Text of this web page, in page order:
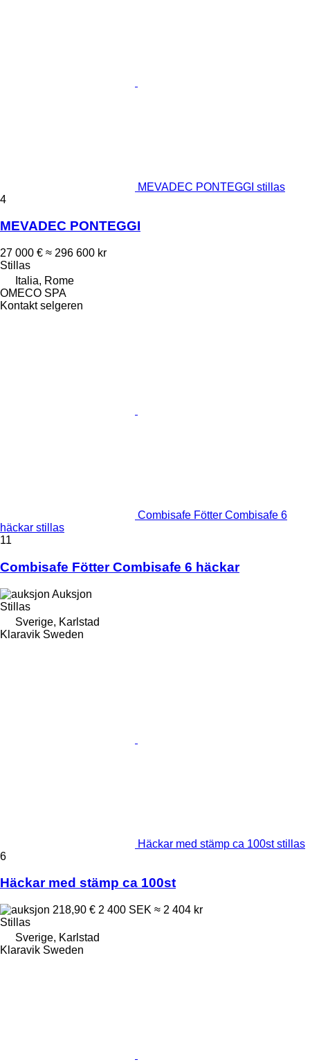
MEVADEC PONTEGGI stillas
4
MEVADEC PONTEGGI
27 000 € ≈ 296 600 kr
Stillas
Italia, Rome
OMECO SPA
Kontakt selgeren
Combisafe Fötter Combisafe 6
häckar stillas
11
Combisafe Fötter Combisafe 6 häckar
Auksjon
Stillas
Sverige, Karlstad
Klaravik Sweden
Häckar med stämp ca 100st stillas
6
Häckar med stämp ca 100st
218,90 € 2 400 SEK ≈ 2 404 kr
Stillas
Sverige, Karlstad
Klaravik Sweden